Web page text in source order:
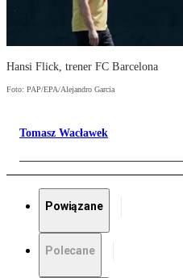
Hansi Flick, trener FC Barcelona
Foto: PAP/EPA/Alejandro Garcia
Tomasz Wacławek
Powiązane
Polecane